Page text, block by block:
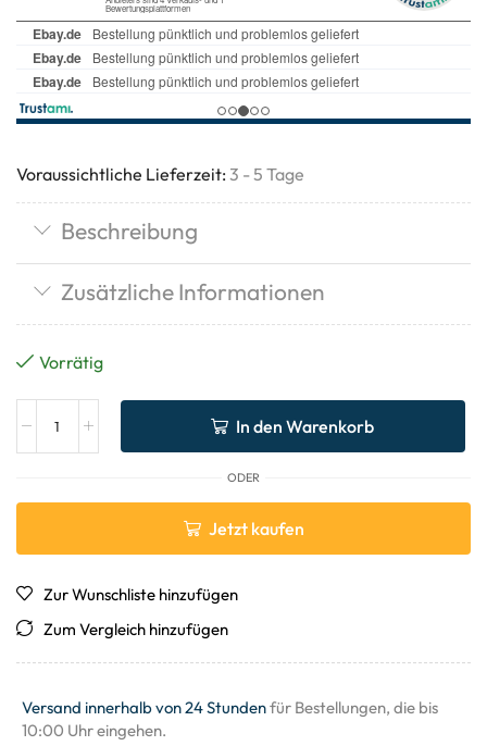
Voraussichtliche Lieferzeit: 3 - 5 Tage
Beschreibung
Zusätzliche Informationen
Vorrätig
In den Warenkorb
ODER
Jetzt kaufen
Zur Wunschliste hinzufügen
Zum Vergleich hinzufügen
Versand innerhalb von 24 Stundenfür Bestellungen, die bis
10:00 Uhr eingehen.